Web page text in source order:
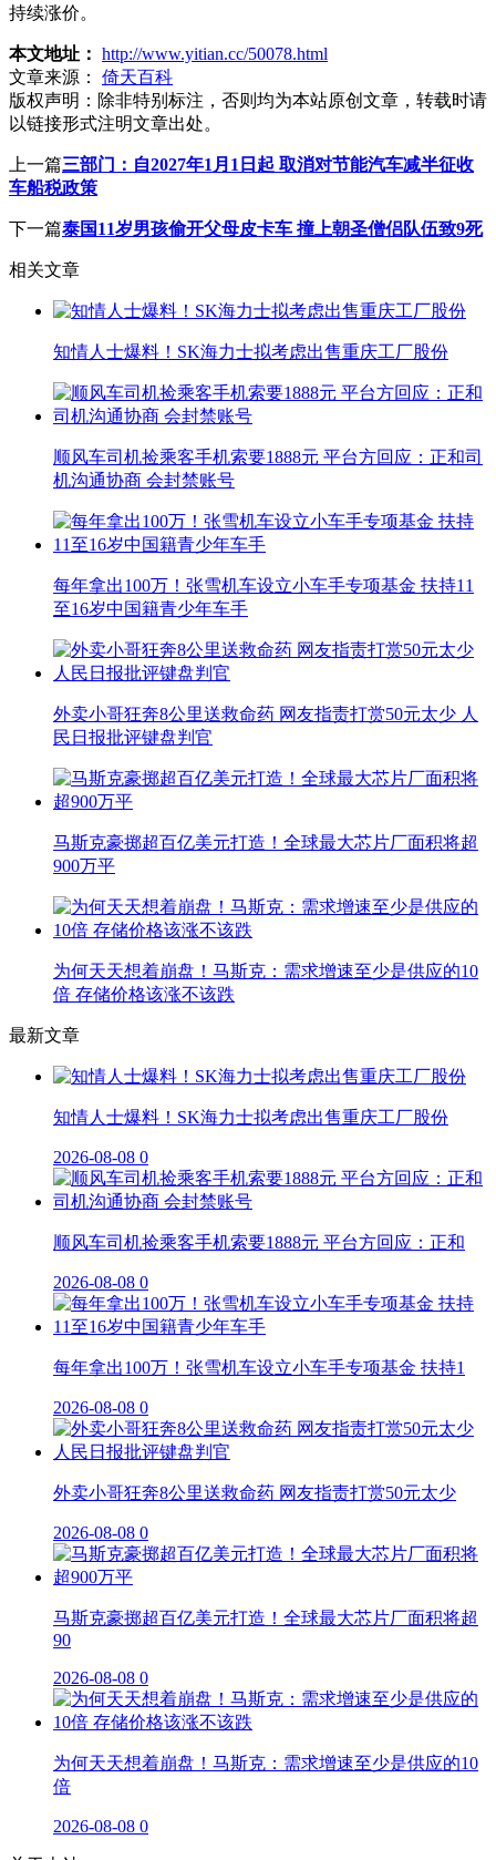
持续涨价。
本文地址： http://www.yitian.cc/50078.html
文章来源：
倚天百科
版权声明： 除非特别标注，否则均为本站原创文章，转载时请
以链接形式注明文章出处。
上一篇三部门：自2027年1月1日起 取消对节能汽车减半征收
车船税政策
下一篇泰国11岁男孩偷开父母皮卡车 撞上朝圣僧侣队伍致9死
相关文章
知情人士爆料！SK海力士拟考虑出售重庆工厂股份
顺风车司机捡乘客手机索要1888元 平台方回应：正和司
机沟通协商 会封禁账号
每年拿出100万！张雪机车设立小车手专项基金 扶持11
至16岁中国籍青少年车手
外卖小哥狂奔8公里送救命药 网友指责打赏50元太少 人
民日报批评键盘判官
马斯克豪掷超百亿美元打造！全球最大芯片厂面积将超
900万平
为何天天想着崩盘！马斯克：需求增速至少是供应的10
倍 存储价格该涨不该跌
最新文章
知情人士爆料！SK海力士拟考虑出售重庆工厂股份
2026-08-08 0
顺风车司机捡乘客手机索要1888元 平台方回应：正和
2026-08-08 0
每年拿出100万！张雪机车设立小车手专项基金 扶持1
2026-08-08 0
外卖小哥狂奔8公里送救命药 网友指责打赏50元太少
2026-08-08 0
马斯克豪掷超百亿美元打造！全球最大芯片厂面积将超
90
2026-08-08 0
为何天天想着崩盘！马斯克：需求增速至少是供应的10
倍
2026-08-08 0